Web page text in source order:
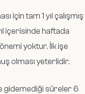
için tam 1 yıl çalışmış
içerisinde haftada
yoktur. İlk işe
olması yeterlidir.
gidemediği süreler 6